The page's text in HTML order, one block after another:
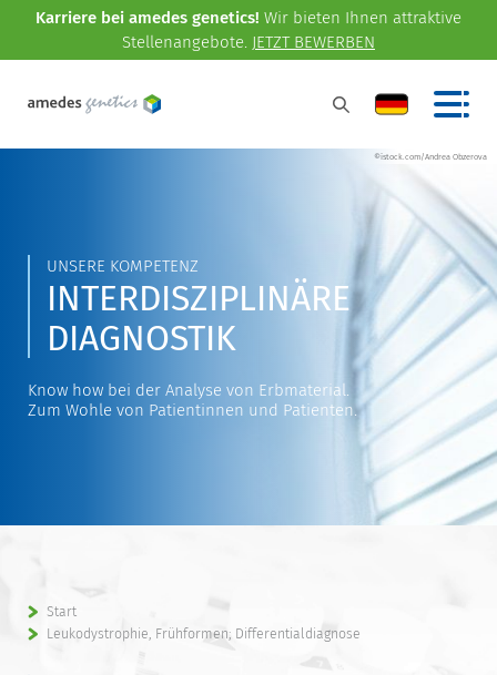
Karriere bei amedes genetics! Wir bieten Ihnen attraktive
Stellenangebote. JETZT BEWERBEN
©istock.com/Andrea Obzerova
UNSERE KOMPETENZ
INTERDISZIPLINÄRE
DIAGNOSTIK
Know how bei der Analyse von Erbmaterial.
Zum Wohle von Patientinnen und Patienten.
Start
Leukodystrophie, Frühformen; Differentialdiagnose